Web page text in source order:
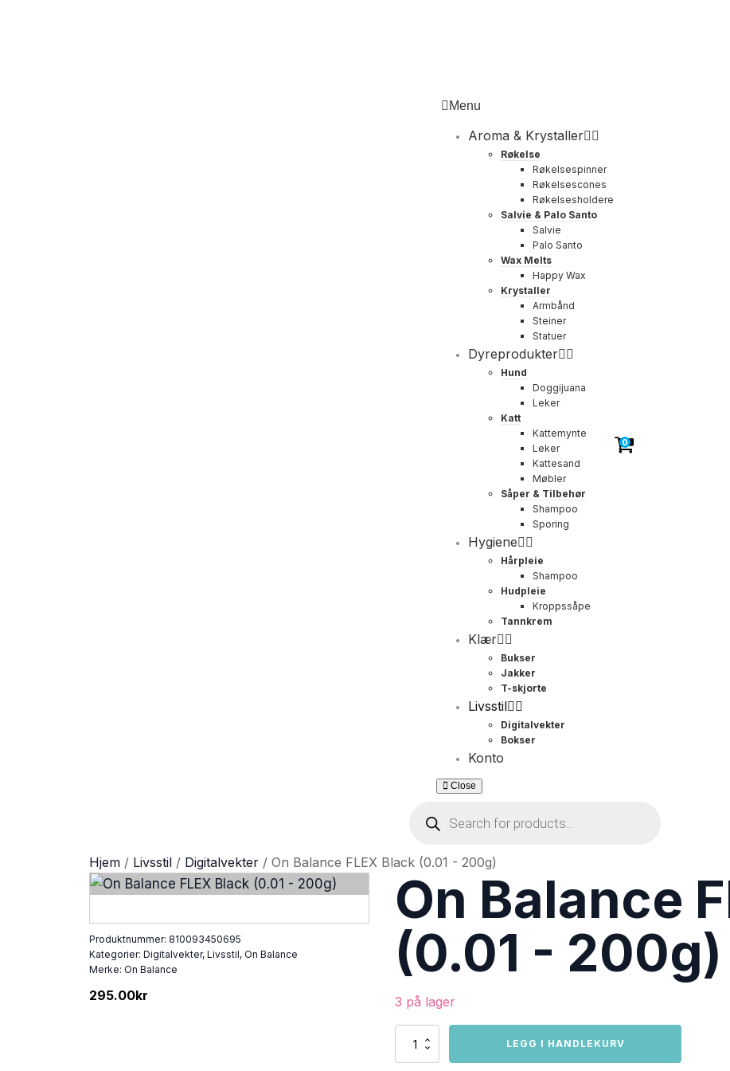
Menu
Aroma & Krystaller
Røkelse
Røkelsespinner
Røkelsescones
Røkelsesholdere
Salvie & Palo Santo
Salvie
Palo Santo
Wax Melts
Happy Wax
Krystaller
Armbånd
Steiner
Statuer
Dyreprodukter
Hund
Doggijuana
Leker
Katt
Kattemynte
Leker
Kattesand
Møbler
Såper & Tilbehør
Shampoo
Sporing
Hygiene
Hårpleie
Shampoo
Hudpleie
Kroppssåpe
Tannkrem
Klær
Bukser
Jakker
T-skjorte
Livsstil
Digitalvekter
Bokser
Konto
Close
0
Products
search
Hjem / Livsstil / Digitalvekter / On Balance FLEX Black (0.01 - 200g)
Produktnummer: 810093450695
Kategorier: Digitalvekter, Livsstil, On Balance
Merke: On Balance
295.00kr
On Balance
(0.01 - 200g)
3 på lager
LEGG I HANDLEKURV